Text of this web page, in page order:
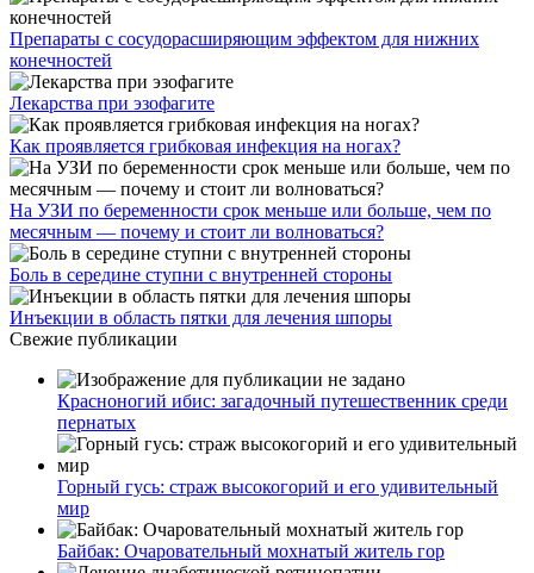
Препараты с сосудорасширяющим эффектом для нижних
конечностей
Лекарства при эзофагите
Как проявляется грибковая инфекция на ногах?
На УЗИ по беременности срок меньше или больше, чем по
месячным — почему и стоит ли волноваться?
Боль в середине ступни с внутренней стороны
Инъекции в область пятки для лечения шпоры
Свежие публикации
Красноногий ибис: загадочный путешественник среди
пернатых
Горный гусь: страж высокогорий и его удивительный
мир
Байбак: Очаровательный мохнатый житель гор